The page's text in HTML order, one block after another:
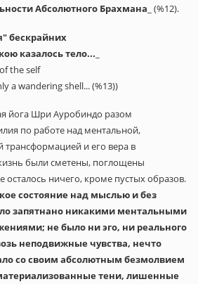
Абсолютного Брахмана _ (%12).
бескрайних
казалось тело...
the self
a wandering shell... (%13))
йога Шри Ауробиндо разом
по работе над ментальной,
трансформацией и его вера в
были сметены, поглощены
осталось ничего, кроме пустых образов.
состояние над мыслью и без
запятнано никакими ментальными
не было ни эго, ни реального
неподвижные чувства, нечто
со своим абсолютным безмолвием
тени, лишенные